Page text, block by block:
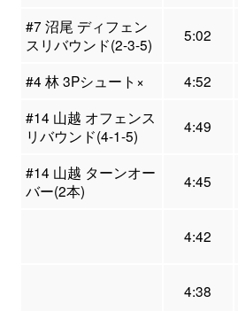
#7 沼尾 ディフェン
スリバウンド(2-3-5)
5:02
#4 林 3Pシュート×
4:52
#14 山越 オフェンス
リバウンド(4-1-5)
4:49
#14 山越 ターンオー
バー(2本)
4:45
4:42
4:38